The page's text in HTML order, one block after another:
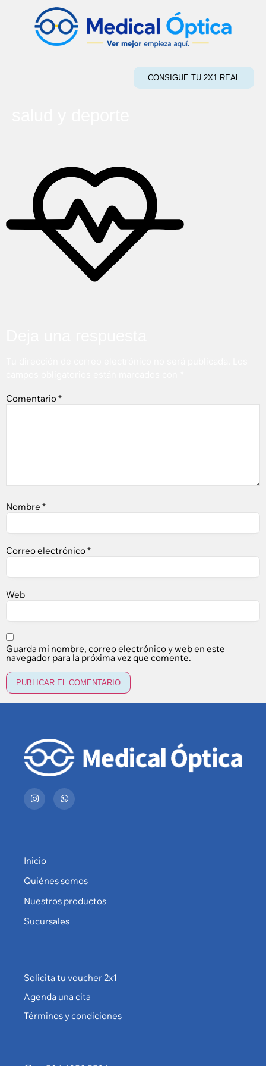
CONSIGUE TU 2X1 REAL
Comentario*
Nombre *
Correo electrónico*
Web
Guarda mi nombre, correo electrónico y web en este
navegador para la próxima vez que comente.
Inicio
Quiénes somos
Nuestros productos
Sucursales
Solicita tu voucher 2x1
Agenda una cita
Términos y condiciones